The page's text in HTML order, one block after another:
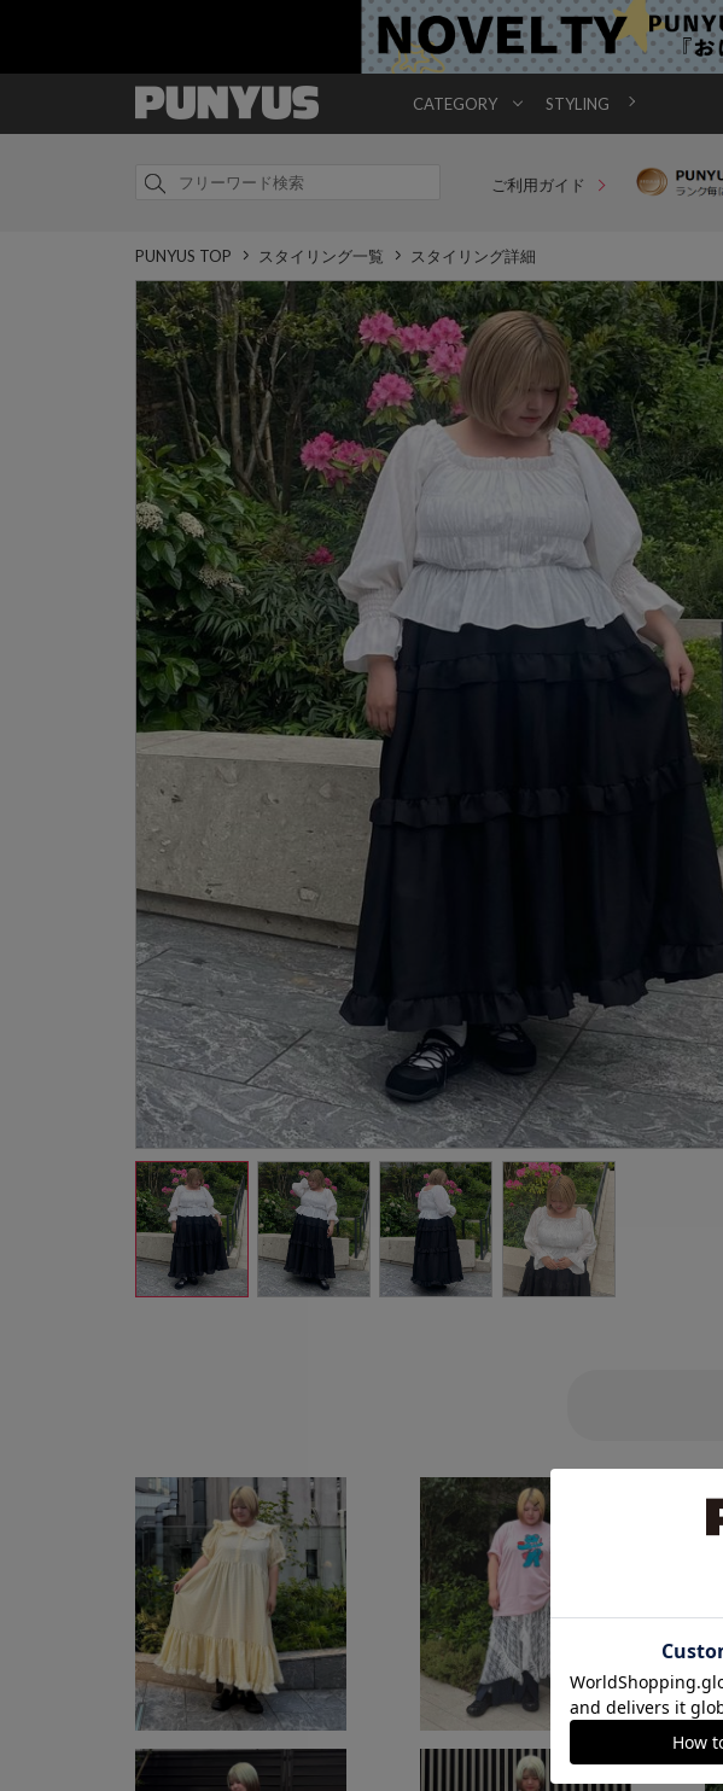
CATEGORY STYLING
ご利用ガイド
PUNYUS TOP スタイリング一覧 スタイリング詳細